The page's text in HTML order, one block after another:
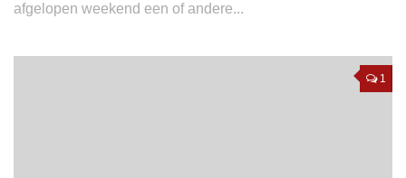
afgelopen weekend een of andere...
1